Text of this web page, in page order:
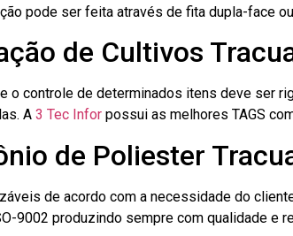
pode ser feita através de fita dupla-face
de Cultivos
o controle de determinados itens deve ser
A 3 Tec Infor possui as melhores TAGS
de Poliester
de acordo com a necessidade do
9002 produzindo sempre com qualidade e